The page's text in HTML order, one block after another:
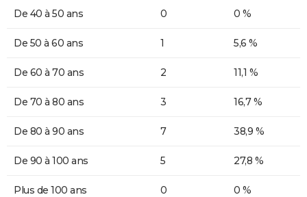
De 40 à 50 ans 0 0 %
De 50 à 60 ans 1 5,6 %
De 60 à 70 ans 2 11,1 %
De 70 à 80 ans 3 16,7 %
De 80 à 90 ans 7 38,9 %
De 90 à 100 ans 5 27,8 %
Plus de 100 ans 0 0 %